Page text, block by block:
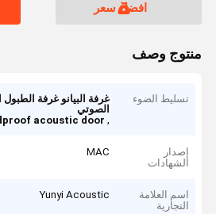
افضل سعر
منتوج وصف
تسليط الضوء
غرفة البيانو غرفة
الصوتي
,
acoustic door
إصدار
الشهادات
MAC
اسم العلامة
التجارية
Yunyi Acoustic